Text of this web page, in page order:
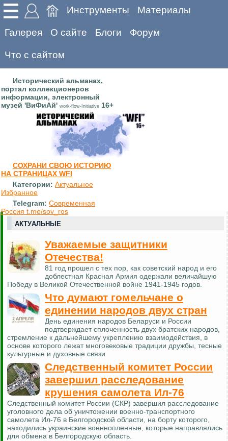
Инструменты Материалы
Галерея О сайте Блоги Форум
Что с сайтом
Исторический альманах,
портал коллекционеров
информации, электронный
музей 'ВиФиАй' work-flow-Initiative 16+
СОХРАНИ СВОЮ ИСТОРИЮ
НА СТРАНИЦАХ WFI
Категории: Актуальное
Избранное
Telegram: Современная
Россия t.me/sov_ros
АКТУАЛЬНЫЕ
Уважаемые защитники
Отечества!
81 год прошел с тех пор, как советский народ и его
доблестная Красная Армия одержали величайшую
Победу в Великой Отечественной войне 1941-1945 годов.
Что думают гомельчане о
единении народов двух стран
День единения народов Беларуси и России
подтверждает сплоченность двух братских народов,
стремление к дальнейшему укреплению взаимодействия, в
основе которого лежат многовековые традиции дружбы, тесные
культурные и духовные связи
Следственный комитет России
завершил расследование
крушения самолета Ил-76
Следственный комитет России (СКР) завершил расследование
уголовного дела об уничтожении военно-транспортного
самолета Ил-76 в Белгородской области, на борту которого,
находились украинские военнопленные, которые направлялись
для обмена в Белгородскую область.